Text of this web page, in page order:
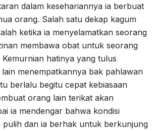
dalam kesehariannya ia berbuat
orang. Salah satu dekap kagum
ketika ia menyelamatkan seorang
membawa obat untuk seorang
hatinya yang tulus
menempatkannya bak pahlawan
berlalu begitu cepat kebiasaan
orang lain terikat akan
ia mendengar bahwa kondisi
pulih dan ia berhak untuk berkunjung